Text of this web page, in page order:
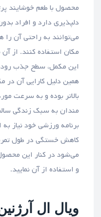
محصول با طعم خوشایند
دلپذیری دارد و افراد
می‌توانند به راحتی آن
مکان استفاده کنند. از
این مکمل، سطح جذب
همین دلیل کارایی آن در
بالاتر بوده و به سرعت
مندان به سبک زندگی
برنامه ورزشی خود نیاز
کاهش خستگی در طول
می‌شود در کنار این
و استفاده از آن نمایید.